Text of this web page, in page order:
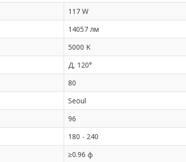
117 W
14057 лм
5000 K
Д, 120°
80
Seoul
96
180 - 240
≥0.96 ф